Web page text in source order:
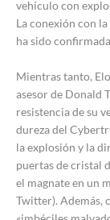
vehículo con
La conexión con
ha sido
Mientras tanto,
asesor de Donald
resistencia de su
dureza del
la explosión y la
puertas de cristal
el magnate en un
Twitter). Además,